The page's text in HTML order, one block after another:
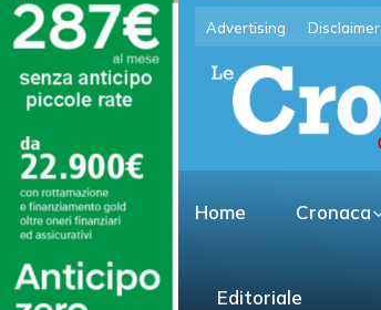
Advertising Disclaimer
Home Cronaca
Editoriale